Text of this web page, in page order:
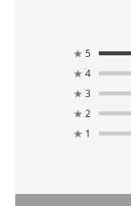
★ 5
★ 4
★ 3
★ 2
★ 1